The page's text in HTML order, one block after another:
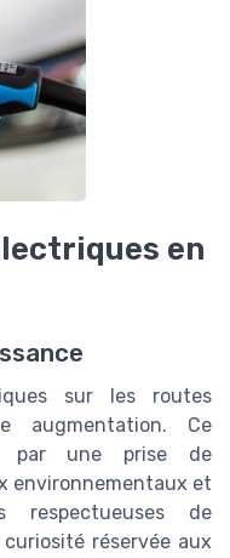
en
sur les routes
augmentation. Ce
par une prise de
environnementaux et
respectueuses de
réservée aux